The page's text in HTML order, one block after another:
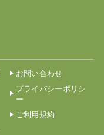
お問い合わせ
プライバシーポリシ
ー
ご利用規約